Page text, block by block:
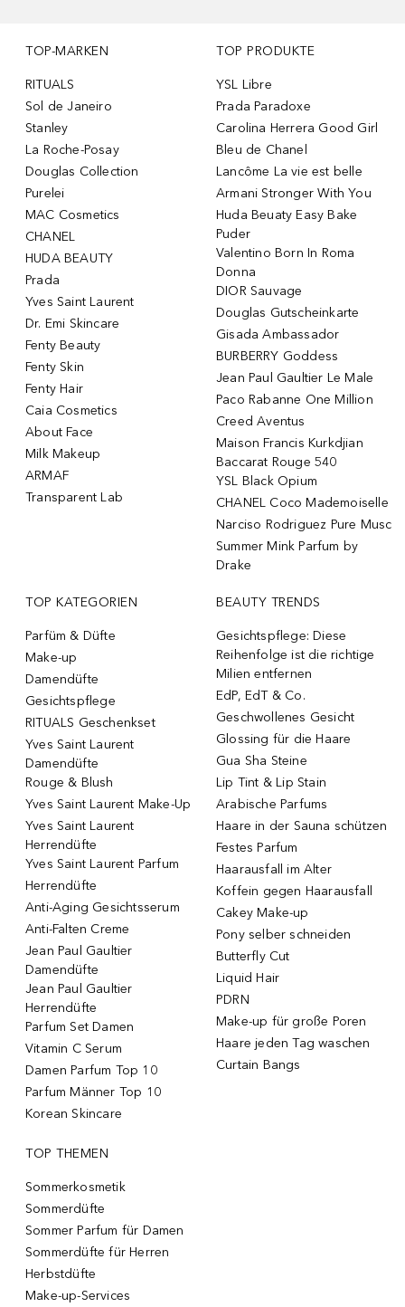
TOP-MARKEN
RITUALS
Sol de Janeiro
Stanley
La Roche-Posay
Douglas Collection
Purelei
MAC Cosmetics
CHANEL
HUDA BEAUTY
Prada
Yves Saint Laurent
Dr. Emi Skincare
Fenty Beauty
Fenty Skin
Fenty Hair
Caia Cosmetics
About Face
Milk Makeup
ARMAF
Transparent Lab
TOP PRODUKTE
YSL Libre
Prada Paradoxe
Carolina Herrera Good Girl
Bleu de Chanel
Lancôme La vie est belle
Armani Stronger With You
Huda Beuaty Easy Bake
Puder
Valentino Born In Roma
Donna
DIOR Sauvage
Douglas Gutscheinkarte
Gisada Ambassador
BURBERRY Goddess
Jean Paul Gaultier Le Male
Paco Rabanne One Million
Creed Aventus
Maison Francis Kurkdjian
Baccarat Rouge 540
YSL Black Opium
CHANEL Coco Mademoiselle
Narciso Rodriguez Pure Musc
Summer Mink Parfum by
Drake
TOP KATEGORIEN
Parfüm & Düfte
Make-up
Damendüfte
Gesichtspflege
RITUALS Geschenkset
Yves Saint Laurent
Damendüfte
Rouge & Blush
Yves Saint Laurent Make-Up
Yves Saint Laurent
Herrendüfte
Yves Saint Laurent Parfum
Herrendüfte
Anti-Aging Gesichtsserum
Anti-Falten Creme
Jean Paul Gaultier
Damendüfte
Jean Paul Gaultier
Herrendüfte
Parfum Set Damen
Vitamin C Serum
Damen Parfum Top 10
Parfum Männer Top 10
Korean Skincare
BEAUTY TRENDS
Gesichtspflege: Diese
Reihenfolge ist die richtige
Milien entfernen
EdP, EdT & Co.
Geschwollenes Gesicht
Glossing für die Haare
Gua Sha Steine
Lip Tint & Lip Stain
Arabische Parfums
Haare in der Sauna schützen
Festes Parfum
Haarausfall im Alter
Koffein gegen Haarausfall
Cakey Make-up
Pony selber schneiden
Butterfly Cut
Liquid Hair
PDRN
Make-up für große Poren
Haare jeden Tag waschen
Curtain Bangs
TOP THEMEN
Sommerkosmetik
Sommerdüfte
Sommer Parfum für Damen
Sommerdüfte für Herren
Herbstdüfte
Make-up-Services